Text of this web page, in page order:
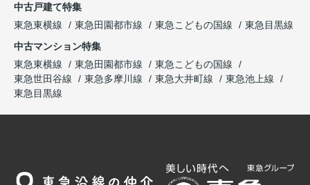
中古戸建て特集
東急東横線
東急田園都市線 東急こどもの国線
東急目黒線
中古マンション特集
東急東横線
東急田園都市線
東急こどもの国線
東急世田谷線
東急多摩川線 東急大井町線
東急池上線
東急目黒線